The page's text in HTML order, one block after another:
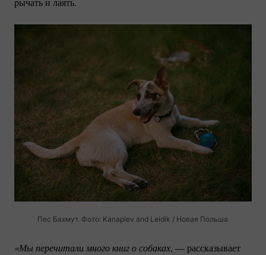
Пес Бахмут. Фото: Kanaplev and Leidik / Новая Польша
«Мы перечитали много книг о собаках, — рассказывает